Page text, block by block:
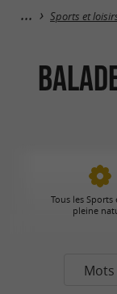
Sports et
Tous les Sports
pleine
Mots